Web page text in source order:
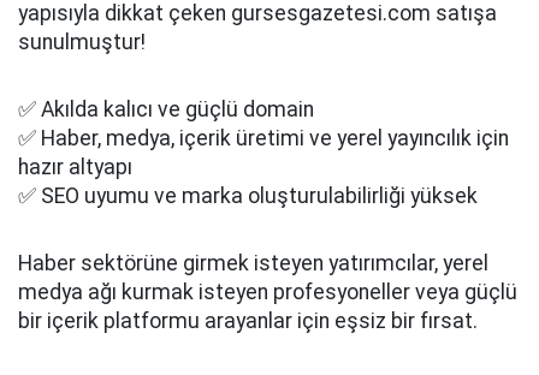
yapısıyla dikkat çeken gursesgazetesi.com satışa
sunulmuştur!
✅ Akılda kalıcı ve güçlü domain
✅ Haber, medya, içerik üretimi ve yerel yayıncılık için
hazır altyapı
✅ SEO uyumu ve marka oluşturulabilirliği yüksek
Haber sektörüne girmek isteyen yatırımcılar, yerel
medya ağı kurmak isteyen profesyoneller veya güçlü
bir içerik platformu arayanlar için eşsiz bir fırsat.